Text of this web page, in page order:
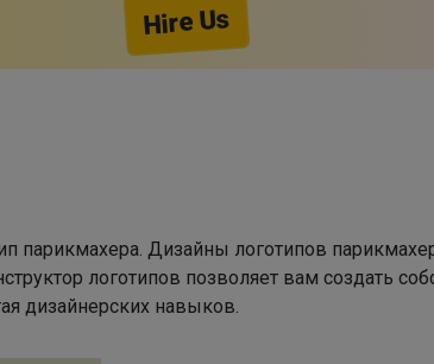
Hire Us
парикмахера. Дизайны логотипов
логотипов позволяет вам создать
дизайнерских навыков.